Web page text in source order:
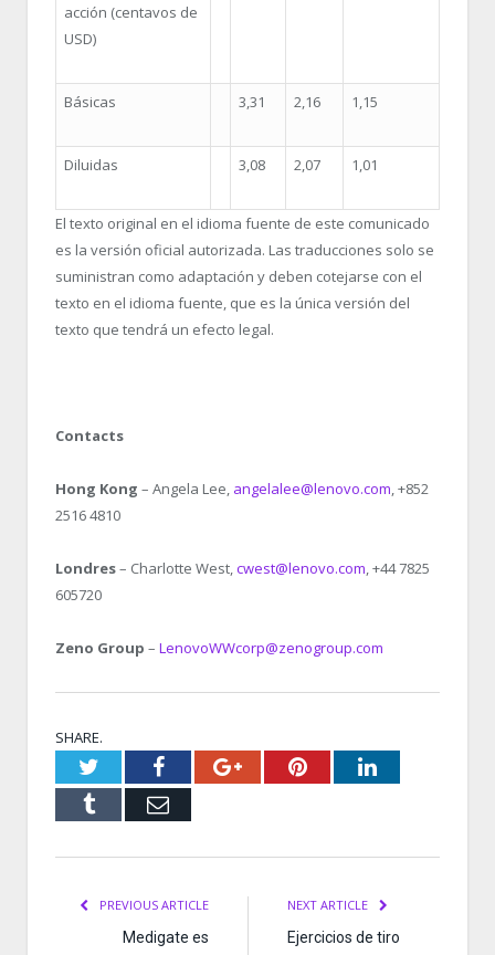
acción (centavos de
USD)
Básicas 3,31 2,16 1,15
Diluidas 3,08 2,07 1,01
El texto original en el idioma fuente de este comunicado
es la versión oficial autorizada. Las traducciones solo se
suministran como adaptación y deben cotejarse con el
texto en el idioma fuente, que es la única versión del
texto que tendrá un efecto legal.
Contacts
Hong Kong – Angela Lee, angelalee@lenovo.com, +852
2516 4810
Londres– Charlotte West,cwest@lenovo.com, +44 7825
605720
Zeno Group – LenovoWWcorp@zenogroup.com
SHARE.
TwitterFacebookGoogle+PinterestLinkedIn
Tumblr Email
PREVIOUS ARTICLE
Medigate es
NEXT ARTICLE
Ejercicios de tiro